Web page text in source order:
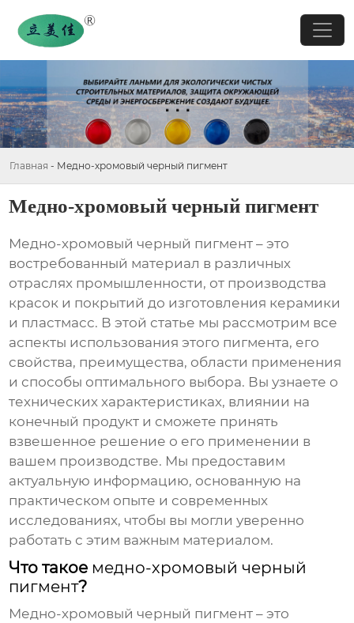
Главная - Медно-хромовый черный пигмент
Медно-хромовый черный пигмент
Медно-хромовый черный пигмент – это
востребованный материал в различных
отраслях промышленности, от производства
красок и покрытий до изготовления керамики
и пластмасс. В этой статье мы рассмотрим все
аспекты использования этого пигмента, его
свойства, преимущества, области применения
и способы оптимального выбора. Вы узнаете о
технических характеристиках, влиянии на
конечный продукт и сможете принять
взвешенное решение о его применении в
вашем производстве. Мы предоставим
актуальную информацию, основанную на
практическом опыте и современных
исследованиях, чтобы вы могли уверенно
работать с этим важным материалом.
Что такое медно-хромовый черный
пигмент?
Медно-хромовый черный пигмент – это